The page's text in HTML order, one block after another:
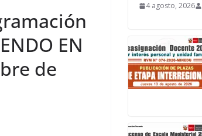
EN
de
4 agosto, 2026